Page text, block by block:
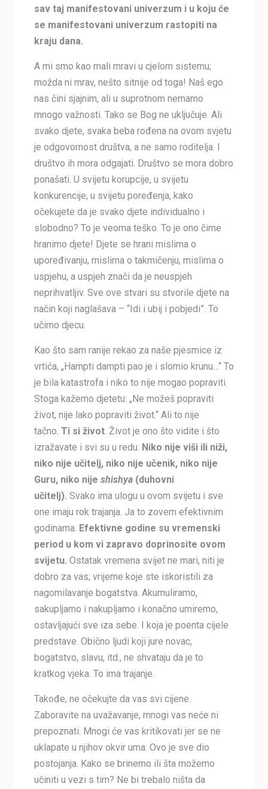
sav taj manifestovani univerzum i u koju će
se manifestovani univerzum rastopiti na
kraju dana.
A mi smo kao mali mravi u cjelom sistemu;
možda ni mrav, nešto sitnije od toga! Naš ego
nas čini sjajnim, ali u suprotnom nemamo
mnogo važnosti. Tako se Bog ne uključuje. Ali
svako djete, svaka beba rođena na ovom svjetu
je odgovornost društva, a ne samo roditelja. I
društvo ih mora odgajati. Društvo se mora dobro
ponašati. U svijetu korupcije, u svijetu
konkurencije, u svijetu poređenja, kako
očekujete da je svako djete individualno i
slobodno? To je veoma teško. To je ono čime
hranimo djete! Djete se hrani mislima o
upoređivanju, mislima o takmičenju, mislima o
uspjehu, a uspjeh znači da je neuspjeh
neprihvatljiv. Sve ove stvari su stvorile djete na
način koji naglašava – “Idi i ubij i pobjedi”. To
učimo djecu.
Kao što sam ranije rekao za naše pjesmice iz
vrtića, „Hampti dampti pao je i slomio krunu…“ To
je bila katastrofa i niko to nije mogao popraviti.
Stoga kažemo djetetu: „Ne možeš popraviti
život, nije lako popraviti život.“ Ali to nije
tačno. Ti si život. Život je ono što vidite i što
izražavate i svi su u redu. Niko nije viši ili niži,
niko nije učitelj, niko nije učenik, niko nije
Guru, niko nije shishya(duhovni
učitelj). Svako ima ulogu u ovom svijetu i sve
one imaju rok trajanja. Ja to zovem efektivnim
godinama. Efektivne godine su vremenski
period u kom vi zapravo doprinosite ovom
svijetu. Ostatak vremena svijet ne mari, niti je
dobro za vas; vrijeme koje ste iskoristili za
nagomilavanje bogatstva. Akumuliramo,
sakupljamo i nakupljamo i konačno umiremo,
ostavljajući sve iza sebe. I koja je poenta cijele
predstave. Obično ljudi koji jure novac,
bogatstvo, slavu, itd., ne shvataju da je to
kratkog vjeka. To ima trajanje.
Takođe, ne očekujte da vas svi cijene.
Zaboravite na uvažavanje, mnogi vas neće ni
prepoznati. Mnogi će vas kritikovati jer se ne
uklapate u njihov okvir uma. Ovo je sve dio
postojanja. Kako se brinemo ili šta možemo
učiniti u vezi s tim? Ne bi trebalo ništa da